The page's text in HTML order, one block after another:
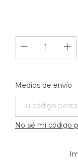
Entregas para el
Medios de envío
No sé mi código